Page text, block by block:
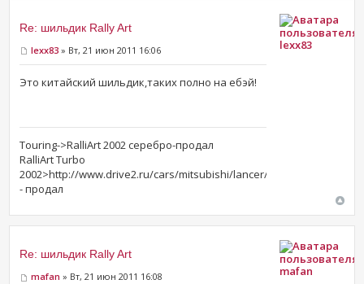
Re: шильдик Rally Art
lexx83 » Вт, 21 июн 2011 16:06
Это китайский шильдик,таких полно на ебэй!
Touring->RalliArt 2002 серебро-продал
RalliArt Turbo
2002>http://www.drive2.ru/cars/mitsubishi/lancer/lancer_vii/
- продал
lexx83
Re: шильдик Rally Art
mafan » Вт, 21 июн 2011 16:08 mafan